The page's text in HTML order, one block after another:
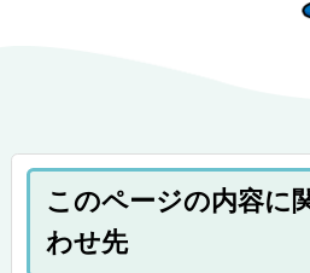
このページの内容に
わせ先